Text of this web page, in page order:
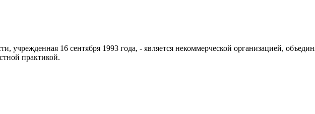
учрежденная 16 сентября 1993 года, - является некоммерческой организацией,
практикой.